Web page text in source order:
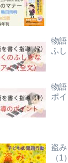
物
ふ
物
ポイ
盗
（1）